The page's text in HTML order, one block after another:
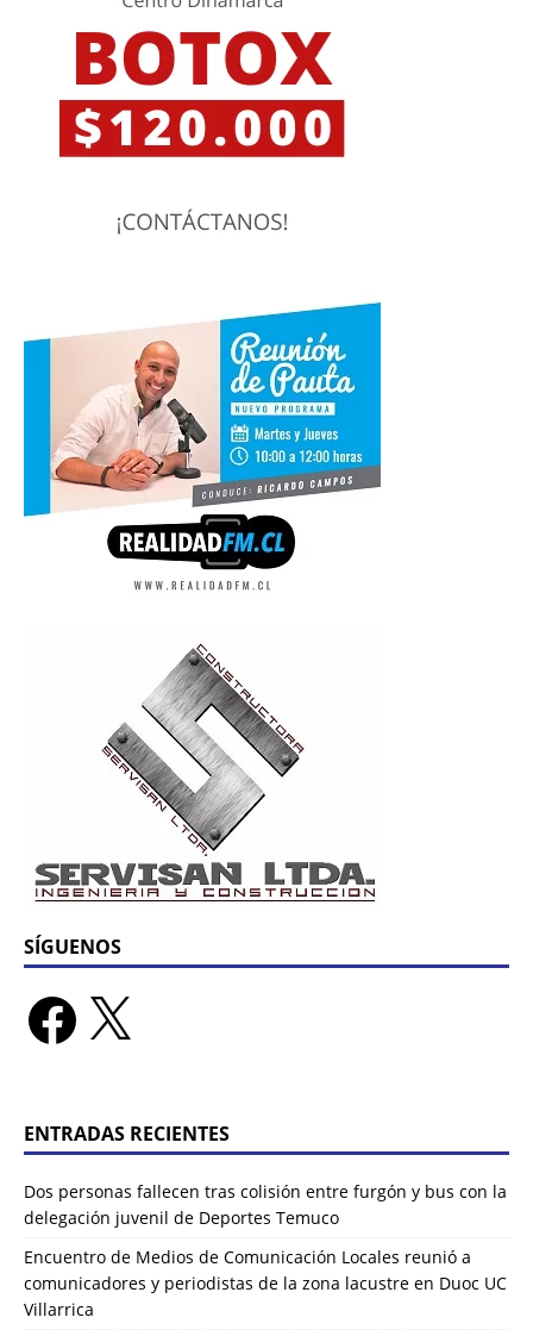
SÍGUENOS
ENTRADAS RECIENTES
Dos personas fallecen tras colisión entre furgón y bus con la
delegación juvenil de Deportes Temuco
Encuentro de Medios de Comunicación Locales reunió a
comunicadores y periodistas de la zona lacustre en Duoc UC
Villarrica